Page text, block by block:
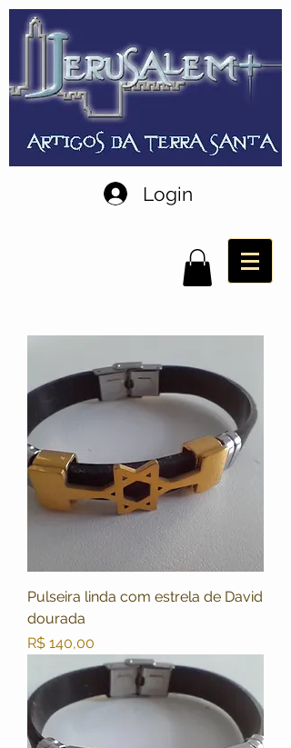
Login
Pulseira linda com estrela de David
dourada
Preço
R$ 140,00